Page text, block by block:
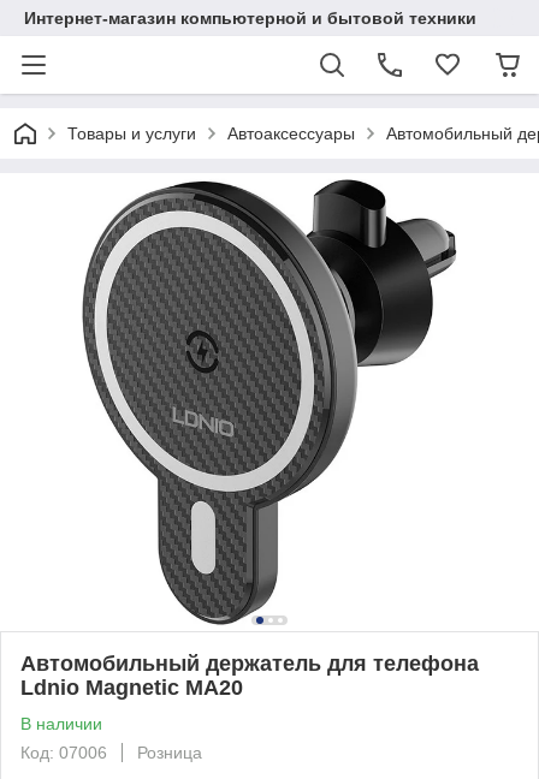
Интернет-магазин компьютерной и бытовой техники
Товары и услуги Автоаксессуары Автомобильный
Автомобильный держатель для телефона
Ldnio Magnetic MA20
В наличии
Код: 07006
Розница